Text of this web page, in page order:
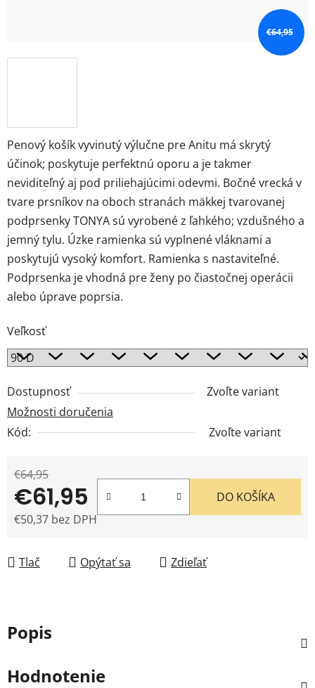
Penový košík vyvinutý výlučne pre Anitu má skrytý
účinok; poskytuje perfektnú oporu a je takmer
neviditeľný aj pod priliehajúcimi odevmi. Bočné vrecká v
tvare prsníkov na oboch stranách mäkkej tvarovanej
podprsenky TONYA sú vyrobené z ľahkého; vzdušného a
jemný tylu. Úzke ramienka sú vyplnené vláknami a
poskytujú vysoký komfort. Ramienka s nastaviteľné.
Podprsenka je vhodná pre ženy po čiastočnej operácii
alebo úprave poprsia.
Veľkosť
Dostupnosť
Zvoľte variant
Možnosti doručenia
Kód:
Zvoľte variant
€64,95
€61,95
€50,37 bez DPH
DO KOŠÍKA
Tlač Opýtať sa Zdieľať
€64,95
Popis
Hodnotenie